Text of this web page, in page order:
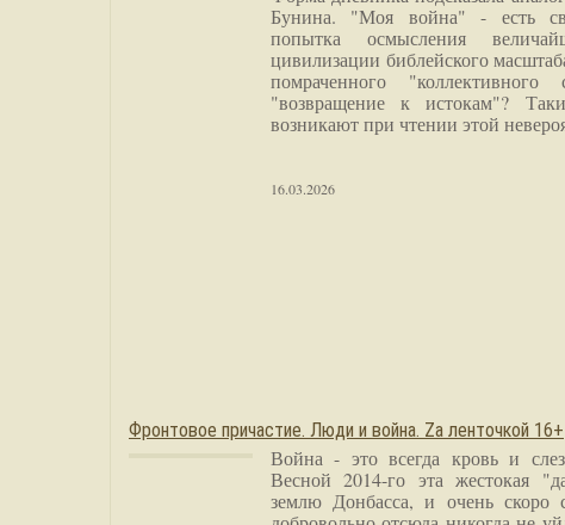
Бунина. "Моя война" - есть
попытка осмысления
цивилизации библейского
помраченного
"возвращение к истокам"?
возникают при чтении этой
16.03.2026
Фронтовое причастие. Люди и война. Zа ленточкой 16+
Война - это всегда кровь и
Весной 2014-го эта жестокая
землю Донбасса, и очень скоро